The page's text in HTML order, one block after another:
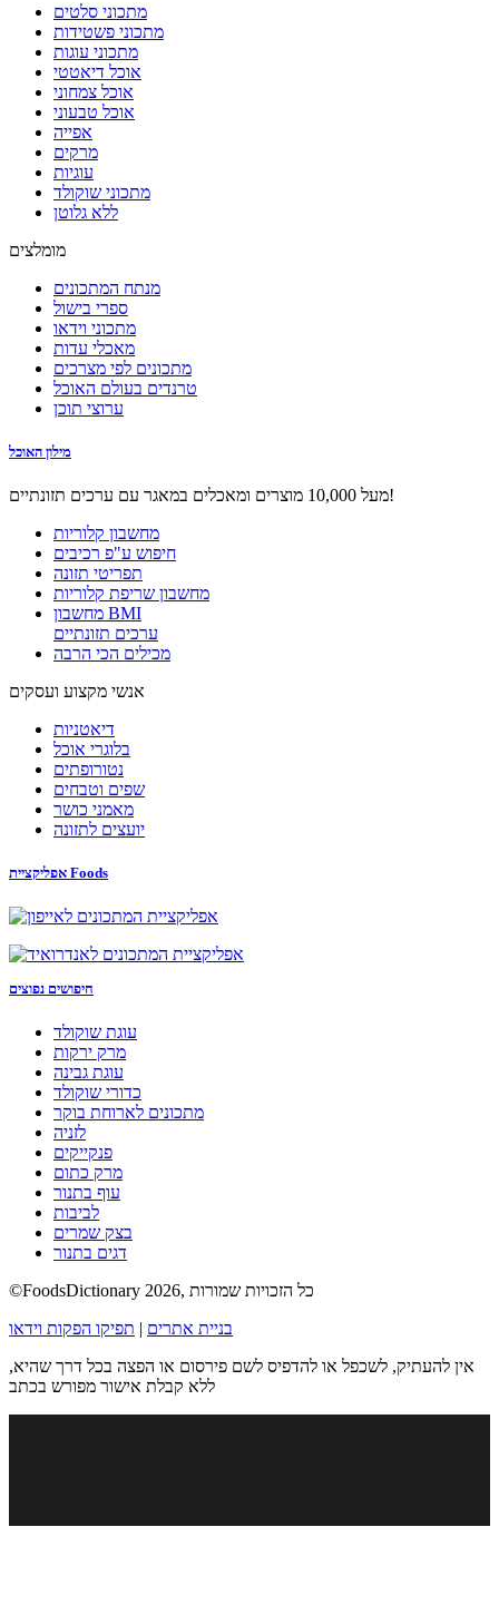
מתכוני סלטים
מתכוני פשטידות
מתכוני עוגות
אוכל דיאטטי
אוכל צמחוני
אוכל טבעוני
אפייה
מרקים
עוגיות
מתכוני שוקולד
ללא גלוטן
מומלצים
מנתח המתכונים
ספרי בישול
מתכוני וידאו
מאכלי עדות
מתכונים לפי מצרכים
טרנדים בעולם האוכל
ערוצי תוכן
מילון האוכל
מעל 10,000 מוצרים ומאכלים במאגר עם ערכים תזונתיים!
מחשבון קלוריות
חיפוש ע"פ רכיבים
תפריטי תזונה
מחשבון שריפת קלוריות
מחשבון BMI
ערכים תזונתיים
מכילים הכי הרבה
אנשי מקצוע ועסקים
דיאטניות
בלוגרי אוכל
נטורופתים
שפים וטבחים
מאמני כושר
יועצים לתזונה
אפליקציית Foods
חיפושים נפוצים
עוגת שוקולד
מרק ירקות
עוגת גבינה
כדורי שוקולד
מתכונים לארוחת בוקר
לזניה
פנקייקים
מרק כתום
עוף בתנור
לביבות
בצק שמרים
דגים בתנור
©FoodsDictionary 2026, כל הזכויות שמורות
בניית אתרים | תפיקו הפקות וידאו
אין להעתיק, לשכפל או להדפיס לשם פירסום או הפצה בכל דרך שהיא,
ללא קבלת אישור מפורש בכתב